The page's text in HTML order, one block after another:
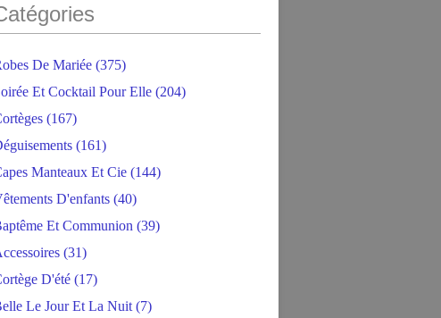
De Mariée (375)
Et Cocktail Pour Elle (204)
(167)
(161)
Manteaux Et Cie (144)
D'enfants (40)
Et Communion (39)
(31)
D'été (17)
Le Jour Et La Nuit (7)